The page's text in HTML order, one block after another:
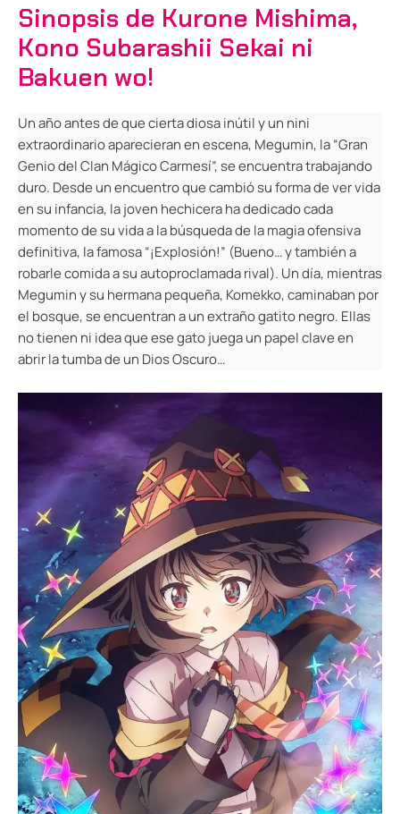
Sinopsis de Kurone Mishima,
Kono Subarashii Sekai ni
Bakuen wo!
Un año antes de que cierta diosa inútil y un nini
extraordinario aparecieran en escena, Megumin, la “Gran
Genio del Clan Mágico Carmesí”, se encuentra trabajando
duro. Desde un encuentro que cambió su forma de ver vida
en su infancia, la joven hechicera ha dedicado cada
momento de su vida a la búsqueda de la magia ofensiva
definitiva, la famosa “¡Explosión!” (Bueno… y también a
robarle comida a su autoproclamada rival). Un día, mientras
Megumin y su hermana pequeña, Komekko, caminaban por
el bosque, se encuentran a un extraño gatito negro. Ellas
no tienen ni idea que ese gato juega un papel clave en
abrir la tumba de un Dios Oscuro…